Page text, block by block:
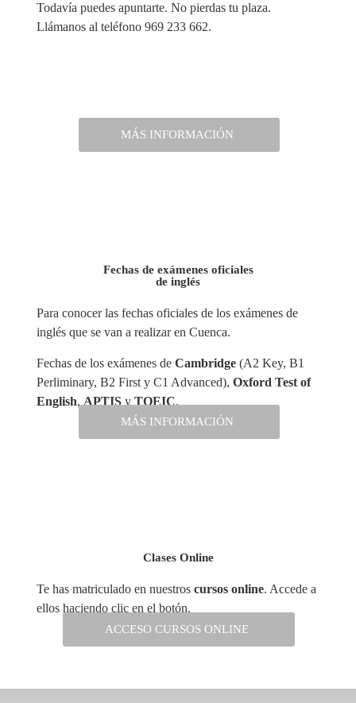
Todavía puedes apuntarte. No pierdas tu plaza.
Llámanos al teléfono 969 233 662.
MÁS INFORMACIÓN
Fechas de exámenes oficiales
de inglés
Para conocer las fechas oficiales de los exámenes de
inglés que se van a realizar en Cuenca.
Fechas de los exámenes de Cambridge (A2 Key, B1
Perliminary, B2 First y C1 Advanced), Oxford Test of
English, APTIS y TOEIC.
MÁS INFORMACIÓN
Clases Online
Te has matriculado en nuestros cursos online. Accede a
ellos haciendo clic en el botón.
ACCESO CURSOS ONLINE